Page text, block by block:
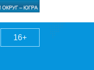
16+